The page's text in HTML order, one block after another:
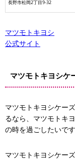
長野市松岡2丁目9-32
マツモトキヨシ
公式サイト
マツモトキヨシケ
マツモトキヨシケー
るなら、マツモトキ
の時を過ごしたいです
マツモトキヨシケー